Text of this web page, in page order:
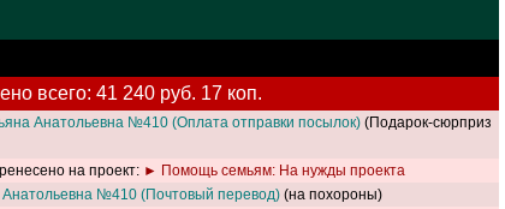
всего: 41 240 руб. 17 коп.
Анатольевна №410 (Оплата отправки посылок) (Подарок-сюрприз
на проект: ► Помощь семьям: На нужды проекта
Анатольевна №410 (Почтовый перевод) (на похороны)